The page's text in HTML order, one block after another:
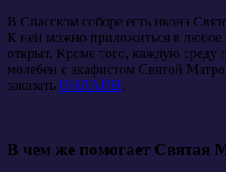
В Спасском соборе есть икона
К ней можно приложиться в любое
открыт. Кроме того, каждую среду
молебен с акафистом Святой
заказать ОНЛАЙН.
В чем же помогает Святая